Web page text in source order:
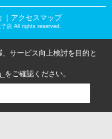
｜アクセスマップ
店 All rights reserved.
サービス向上検討を目的と
をご確認ください。